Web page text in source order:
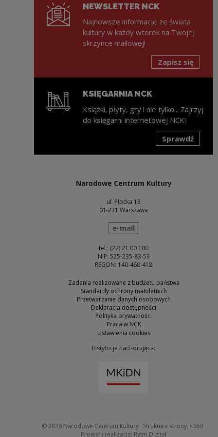
NEWSLETTER NCK
Najnowsze informacje ze świata
kultury w każdy wtorek na Twojej
skrzynce mailowej!
Zapisz się
KSIĘGARNIA NCK
Książki, płyty, gry i nie tylko... Zajrzyj
do księgarni internetowej NCK!
Sprawdź
Narodowe Centrum Kultury
ul. Płocka 13
01-231 Warszawa
wyślij wiadomość
e-mail
tel.: (22) 21 00 100
NIP: 525-235-83-53
REGON: 140-468-418
Zadania realizowane z budżetu państwa
Standardy ochrony małoletnich
Przetwarzanie danych osobowych
Deklaracja dostępności
Polityka prywatności
Praca w NCK
Ustawienia cookies
Instytucja nadzorująca:
© 2026 Narodowe Centrum KulturyStruktura strony: s360
Projekt i realizacja: Rytm.Digital